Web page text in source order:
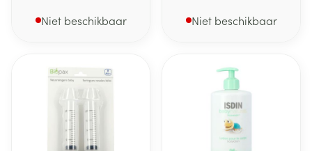
Niet beschikbaar Niet beschikbaar